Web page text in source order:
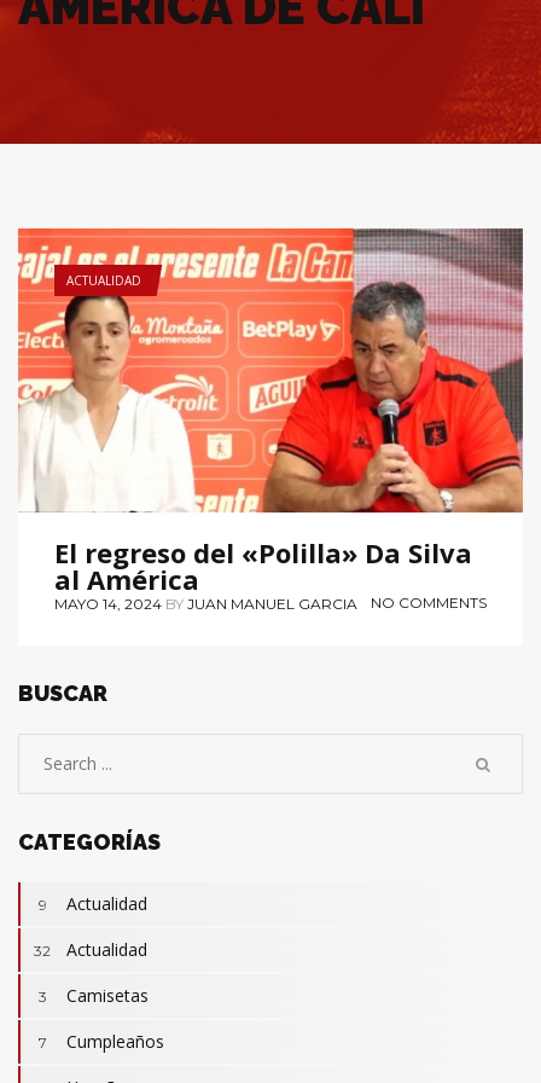
ACTUALIDAD
El regreso del «Polilla» Da Silva
al América
MAYO 14, 2024 BY JUAN MANUEL GARCIA NO COMMENTS
BUSCAR
CATEGORÍAS
9 Actualidad
32 Actualidad
3 Camisetas
7 Cumpleaños